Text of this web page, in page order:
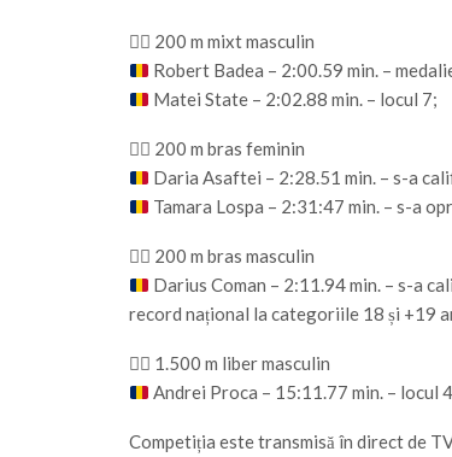
🏊‍♂️ 200 m mixt masculin
Robert Badea – 2:00.59 min. –
Matei State – 2:02.88 min. – locul 7;
🏊‍♂️ 200 m bras feminin
Daria Asaftei – 2:28.51 min. – s-a
Tamara Lospa – 2:31:47 min. – s-a
🏊‍♂️ 200 m bras masculin
Darius Coman – 2:11.94 min. – s-a
record național la categoriile 18 și +19
🏊‍♂️ 1.500 m liber masculin
Andrei Proca – 15:11.77 min. – locul
Competiția este transmisă în direct de